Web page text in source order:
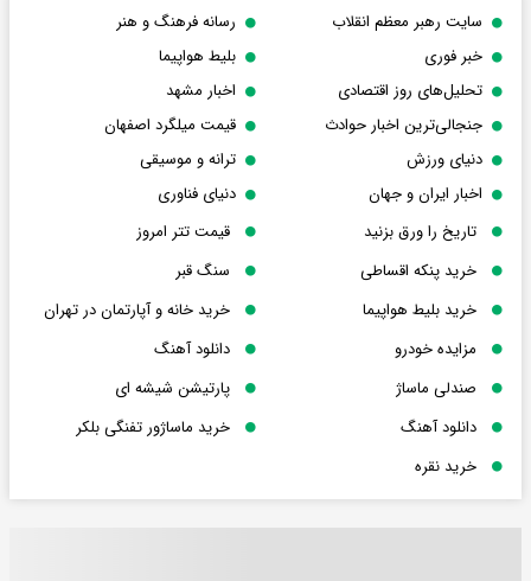
سایت رهبر معظم انقلاب
رسانه فرهنگ و هنر
خبر فوری
بلیط هواپیما
تحلیل‌های روز اقتصادی
اخبار مشهد
جنجالی‌ترین اخبار حوادث
قیمت میلگرد اصفهان
دنیای ورزش
ترانه و موسیقی
اخبار ایران و جهان
دنیای فناوری
تاریخ را ورق بزنید
قیمت تتر امروز
خرید پنکه اقساطی
سنگ قبر
خرید بلیط هواپیما
خرید خانه و آپارتمان در تهران
مزایده خودرو
دانلود آهنگ
صندلی ماساژ
پارتیشن شیشه ای
دانلود آهنگ
خرید ماساژور تفنگی بلکر
خرید نقره